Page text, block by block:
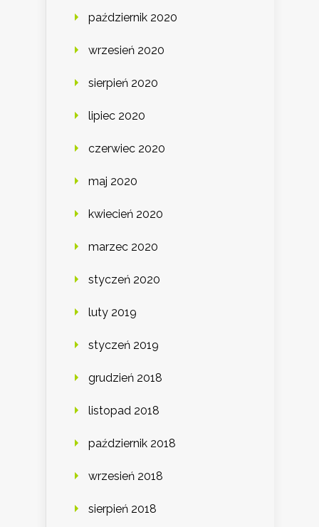
październik 2020
wrzesień 2020
sierpień 2020
lipiec 2020
czerwiec 2020
maj 2020
kwiecień 2020
marzec 2020
styczeń 2020
luty 2019
styczeń 2019
grudzień 2018
listopad 2018
październik 2018
wrzesień 2018
sierpień 2018